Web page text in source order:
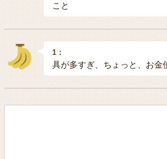
こと
1：
具が多すぎ、ちょっと、お金